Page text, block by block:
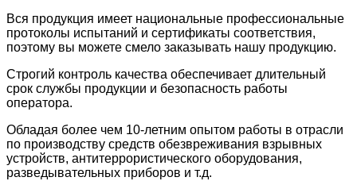
Вся продукция имеет национальные профессиональные
протоколы испытаний и сертификаты соответствия,
поэтому вы можете смело заказывать нашу продукцию.
Строгий контроль качества обеспечивает длительный
срок службы продукции и безопасность работы
оператора.
Обладая более чем 10-летним опытом работы в отрасли
по производству средств обезвреживания взрывных
устройств, антитеррористического оборудования,
разведывательных приборов и т.д.